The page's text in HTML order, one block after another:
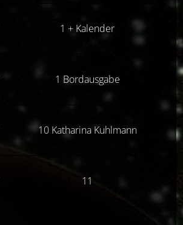
1 + Kalender
1 Bordausgabe
10 Katharina Kuhlmann
11